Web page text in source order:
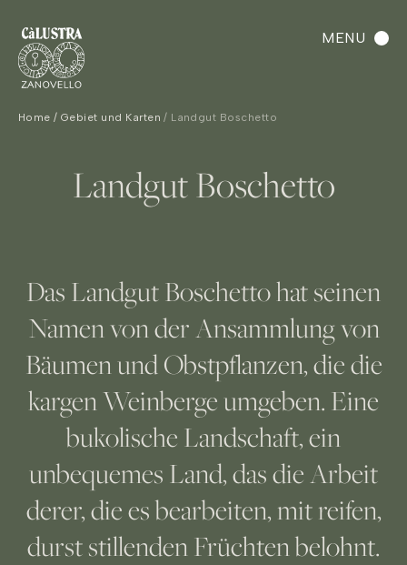
MENU
Home Gebiet und Karten Landgut Boschetto
Landgut Boschetto
Das Landgut Boschetto hat seinen
Namen von der Ansammlung von
Bäumen und Obstpflanzen, die die
kargen Weinberge umgeben. Eine
bukolische Landschaft, ein
unbequemes Land, das die Arbeit
derer, die es bearbeiten, mit reifen,
durst stillenden Früchten belohnt.